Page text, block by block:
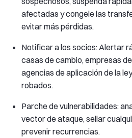
afectadas y congele las
evitar más pérdidas.
Notificar a los socios: Alertar
casas de cambio, empresas
agencias de aplicación de la
robados.
Parche de vulnerabilidades:
vector de ataque, sellar
prevenir recurrencias.